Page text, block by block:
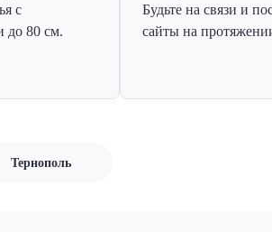
с
до 80 см.
Будьте на связи и
сайты на
Тернополь